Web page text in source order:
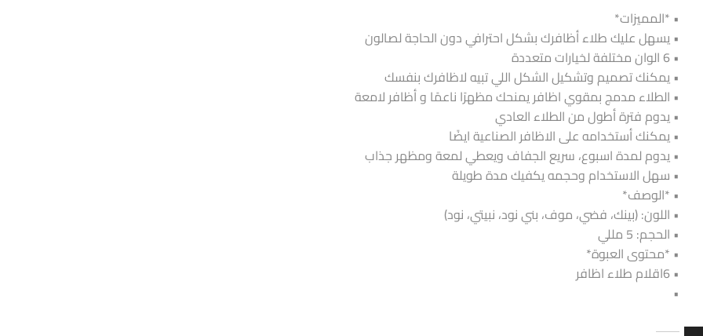
• *المميزات*
• يسهل عليك طلاء أظافرك بشكل احترافي دون الحاجة لصالون
• 6 الوان مختلفة لخيارات متعددة
• يمكنك تصميم وتشكيل الشكل اللي تبيه لاظافرك بنفسك
• الطلاء مدمج بمقوي اظافر يمنحك مظهرًا ناعمًا و أظافر لامعة
• يدوم فترة أطول من الطلاء العادي
• يمكنك أستخدامه على الاظافر الصناعية ايضًا
• يدوم لمدة اسبوع، سريع الجفاف ويعطي لمعة ومظهر جذاب
• سهل الاستخدام وحجمه يكفيك مدة طويلة
• *الوصف*
• اللون: (بينك، فضي، موف، بني نود، نبيتي، نود)
• الحجم: 5 مللي
• *محتوى العبوة*
• 6اقلام طلاء اظافر
•